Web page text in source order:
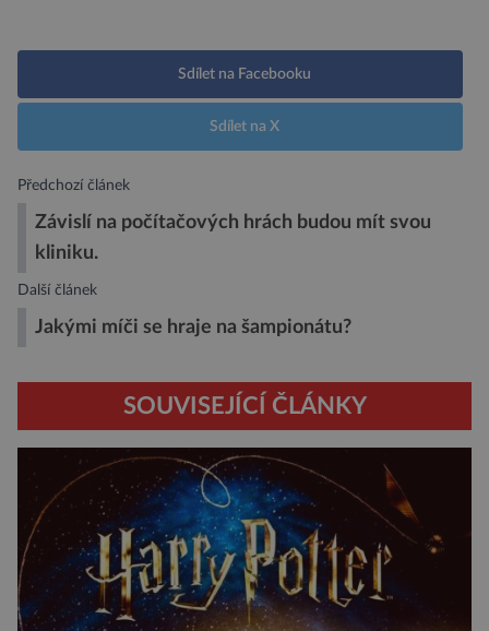
Sdílet na Facebooku
Sdílet na X
Předchozí článek
Závislí na počítačových hrách budou mít svou
kliniku.
Další článek
Jakými míči se hraje na šampionátu?
SOUVISEJÍCÍ ČLÁNKY